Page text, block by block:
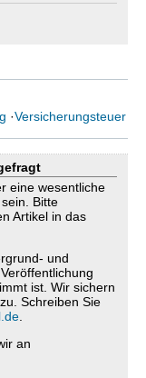
·Versicherungsteuer
eine wesentliche
Bitte
Artikel in das
und
ist. Wir sichern
Schreiben Sie
an